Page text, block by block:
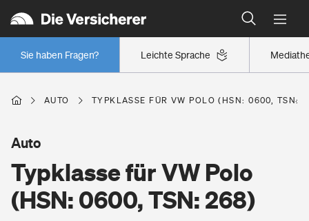
Leichte Sprache
Sie haben Fragen?
Wer versichert was: Jetzt Versicherer finden
Regionalklassen: So ist Ihre Region eingestuft
Wer versichert was: Jetzt Versicherer finden
Berufsunfähigkeitsversicherung
Erwerbsunfähigkeitsversicherung
Wohnen
AUTO TYPKLASSE FÜR VW POLO (HSN: 0600, TSN:
Typklasse für VW Polo
(HSN: 0600, TSN: 268)
Auto